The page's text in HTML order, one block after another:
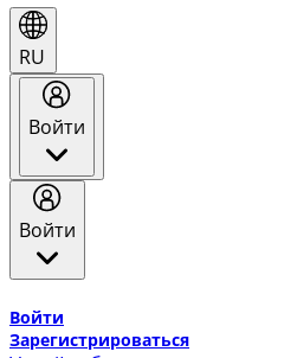
RU
Войти
Войти
Войти
Зарегистрироваться